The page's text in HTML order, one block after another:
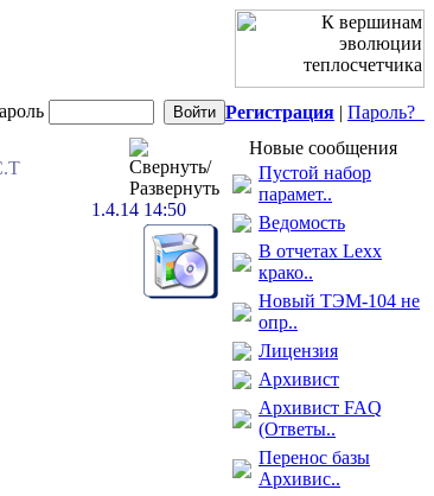
Регистрация | Пароль?
1.4.14 14:50
Новые сообщения
Пустой набор
парамет..
Ведомость
В отчетах Lexx
крако..
Новый ТЭМ-104 не
опр..
Лицензия
Архивист
Архивист FAQ
(Ответы..
Перенос базы
Архивис..